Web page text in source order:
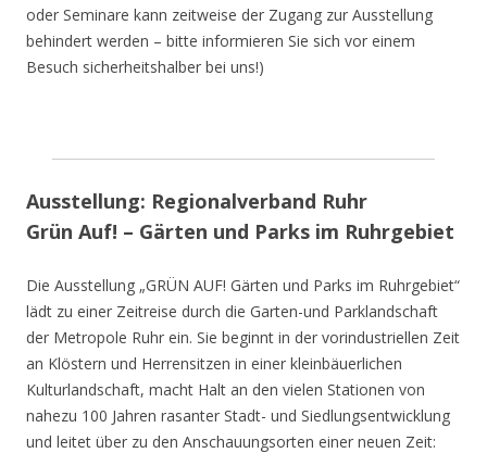
oder Seminare kann zeitweise der Zugang zur Ausstellung
behindert werden – bitte informieren Sie sich vor einem
Besuch sicherheitshalber bei uns!)
Ausstellung: Regionalverband Ruhr
Grün Auf! – Gärten und Parks im Ruhrgebiet
Die Ausstellung „GRÜN AUF! Gärten und Parks im Ruhrgebiet“
lädt zu einer Zeitreise durch die Garten-und Parklandschaft
der Metropole Ruhr ein. Sie beginnt in der vorindustriellen Zeit
an Klöstern und Herrensitzen in einer kleinbäuerlichen
Kulturlandschaft, macht Halt an den vielen Stationen von
nahezu 100 Jahren rasanter Stadt- und Siedlungsentwicklung
und leitet über zu den Anschauungsorten einer neuen Zeit: